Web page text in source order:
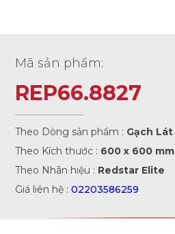
Mã sản phẩm:
REP66.8827
Theo Dòng sản phẩm : Gạch Lát
Theo Kích thước : 600 x 600 mm
Theo Nhãn hiệu : Redstar Elite
Giá liên hệ :02203586259